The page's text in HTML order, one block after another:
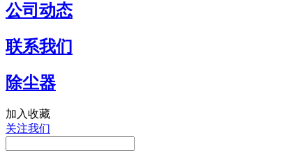
公司动态
联系我们
除尘器
加入收藏
关注我们